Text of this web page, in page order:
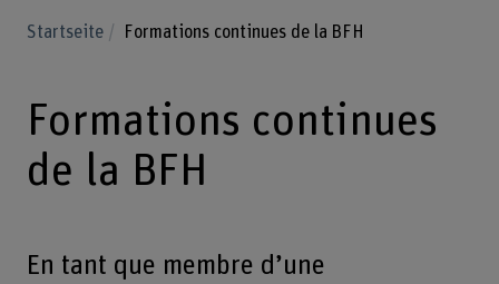
Startseite Formations continues de la BFH
Formations continues
de la BFH
En tant que membre d’une